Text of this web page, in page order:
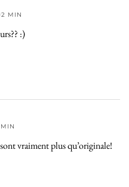
MIN
:)
vraiment plus qu’originale!